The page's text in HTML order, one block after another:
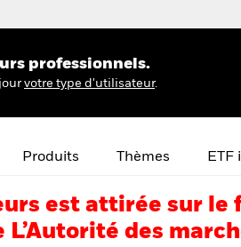
professionnels.
votre type d'utilisateur.
Produits Thèmes ETF
est attirée sur le
des